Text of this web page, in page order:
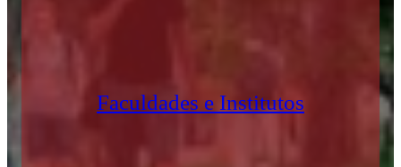
Faculdades e Institutos